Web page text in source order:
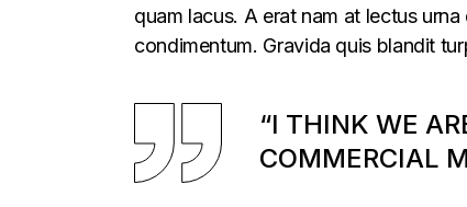
quam lacus. A erat nam at lectus
condimentum. Gravida quis blandit
“I THINK WE
COMMERCIAL